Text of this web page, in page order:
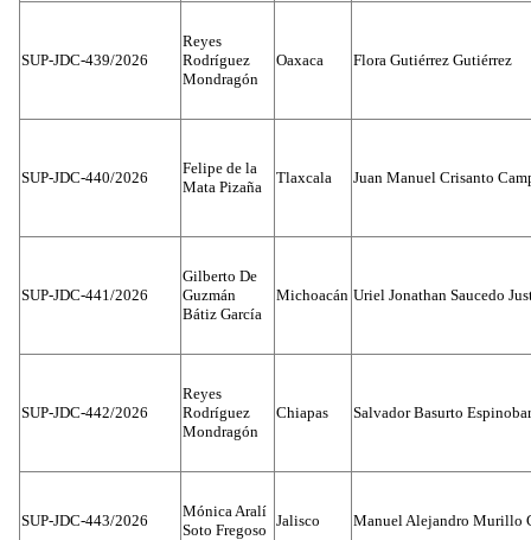
SUP-JDC-439/2026
Reyes
Rodríguez
Mondragón
Oaxaca Flora Gutiérrez Gutiérrez
SUP-JDC-440/2026
Felipe de la
Mata Pizaña
Tlaxcala Juan Manuel Crisanto
SUP-JDC-441/2026
Gilberto De
Guzmán
Bátiz García
Michoacán Uriel Jonathan Saucedo
SUP-JDC-442/2026
Reyes
Rodríguez
Mondragón
Chiapas Salvador Basurto
SUP-JDC-443/2026
Mónica Aralí
Soto Fregoso
Jalisco Manuel Alejandro Murillo